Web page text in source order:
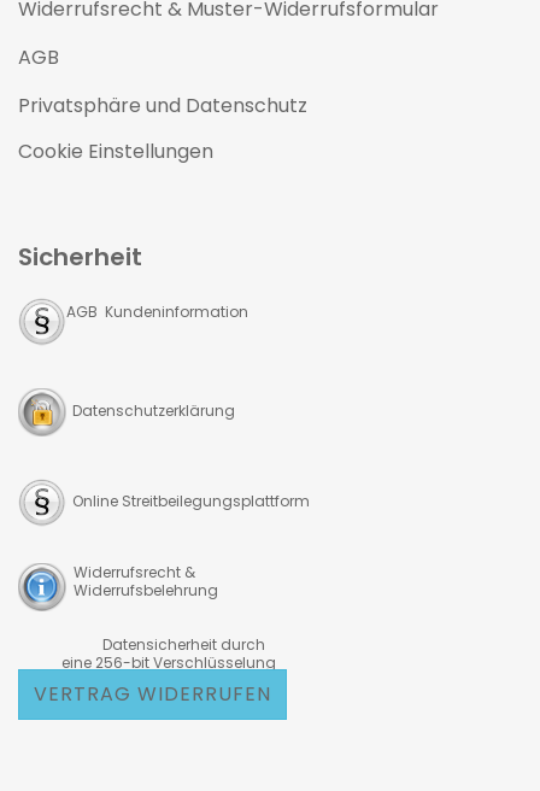
Widerrufsrecht & Muster-Widerrufsformular
AGB
Privatsphäre und Datenschutz
Cookie Einstellungen
Sicherheit
AGB Kundeninformation
Datenschutzerklärung
Online Streitbeilegungsplattform
Widerrufsrecht &
Widerrufsbelehrung
Datensicherheit durch
eine 256-bit Verschlüsselung
VERTRAG WIDERRUFEN